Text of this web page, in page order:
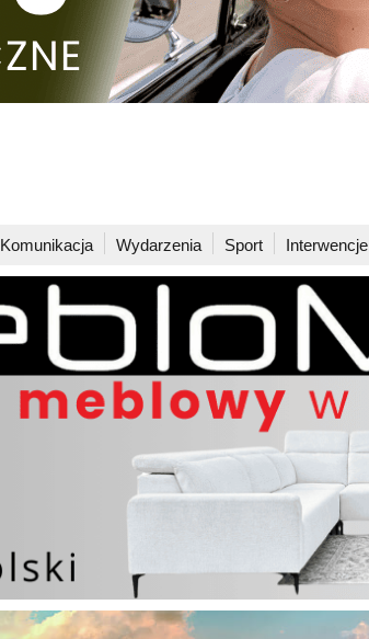
Komunikacja Wydarzenia Sport Interwencje